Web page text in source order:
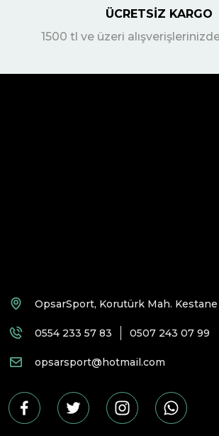
ÜCRETSİZ KARGO
1500 tl ve üzeri
OpsarSport, Korutürk Mah.
0554 233 57 83 0507 243 07 99
opsarsport@hotmail.com